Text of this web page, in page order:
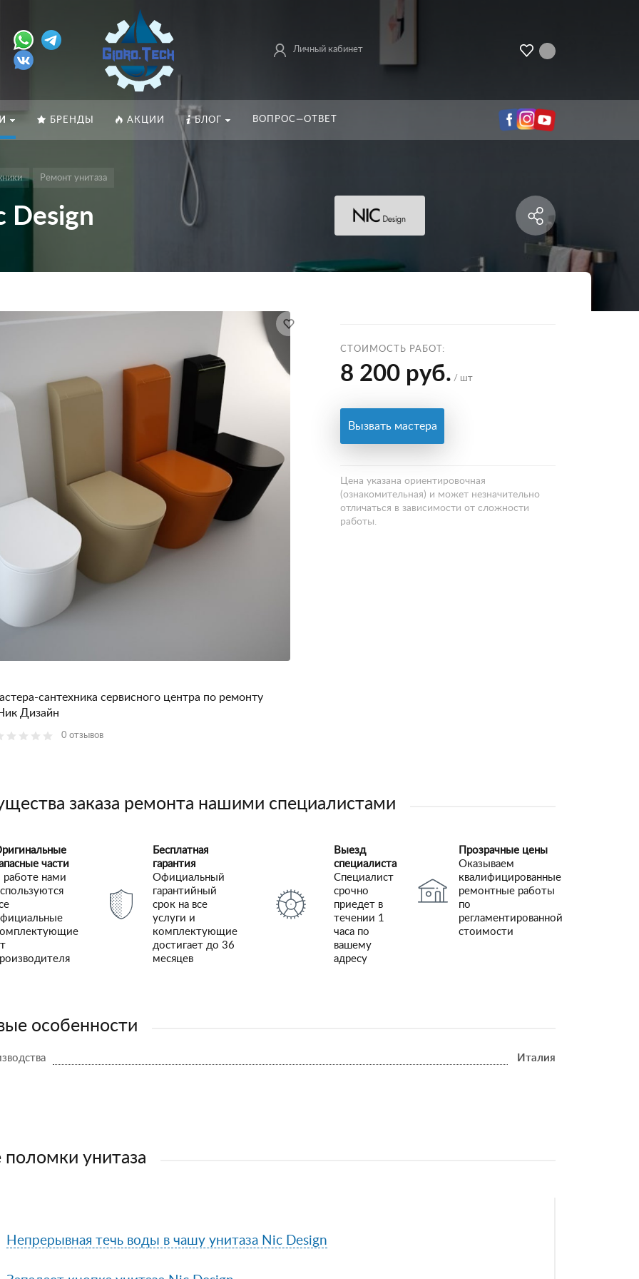
Личный кабинет
БРЕНДЫ АКЦИИ БЛОГ ВОПРОС—ОТВЕТ
Ремонт унитаза
Design
сантехника сервисного центра по ремонту
Дизайн
0 отзывов
СТОИМОСТЬ РАБОТ:
8 200 руб. / шт
Вызвать мастера
Цена указана ориентировочная
(ознакомительная) и может незначительно
отличаться в зависимости от сложности
работы.
заказа ремонта нашими специалистами
части
работе нами
Бесплатная
гарантия
Официальный
гарантийный
срок на все
услуги и
комплектующие
достигает до 36
месяцев
Выезд
специалиста
Специалист
срочно
приедет в
течении 1
часа по
вашему
адресу
Прозрачные цены
Оказываем
квалифицированные
ремонтные работы
по
регламентированной
стоимости
особенности
Италия
поломки унитаза
Непрерывная течь воды в чашу унитаза Nic Design